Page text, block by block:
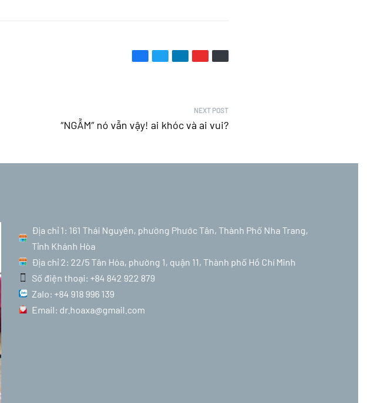
NEXT POST
“NGẪM” nó vẫn vậy! ai khóc và ai vui?
Địa chỉ 1: 161 Thái Nguyên, phường Phước Tân, Thành Phố Nha Trang,
Tỉnh Khánh Hòa
Địa chỉ 2: 22/5 Tân Hóa, phường 1, quận 11, Thành phố Hồ Chí Minh
Số điện thoại: +84 842 922 879
Zalo: +84 918 996 139
Email: dr.hoaxa@gmail.com